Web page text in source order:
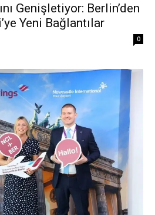
Genişletiyor: Berlin’den
Yeni Bağlantılar
0